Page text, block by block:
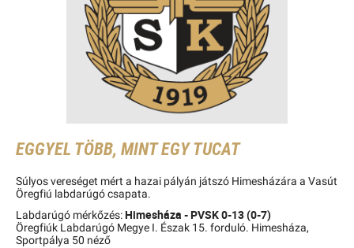
EGGYEL TÖBB, MINT EGY TUCAT
Súlyos vereséget mért a hazai pályán játszó Himesházára a Vasút
Öregfiú labdarúgó csapata.
Labdarúgó mérkőzés:Himesháza - PVSK 0-13 (0-7)
Öregfiúk Labdarúgó Megye I. Észak 15. forduló. Himesháza,
Sportpálya 50 néző